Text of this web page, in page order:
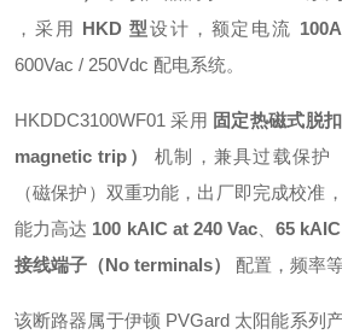
，采用 HKD 型设计，额定电流 100A
600Vac / 250Vdc 配电系统。
HKDDC3100WF01 采用 固定热磁式脱
magnetic trip）
机制，兼具过载保护
（磁保护）双重功能，出厂即完成校准
能力高达 100 kAIC at 240 Vac、65
接线端子（No terminals）
配置，频率
该断路器属于伊顿 PVGard 太阳能系列